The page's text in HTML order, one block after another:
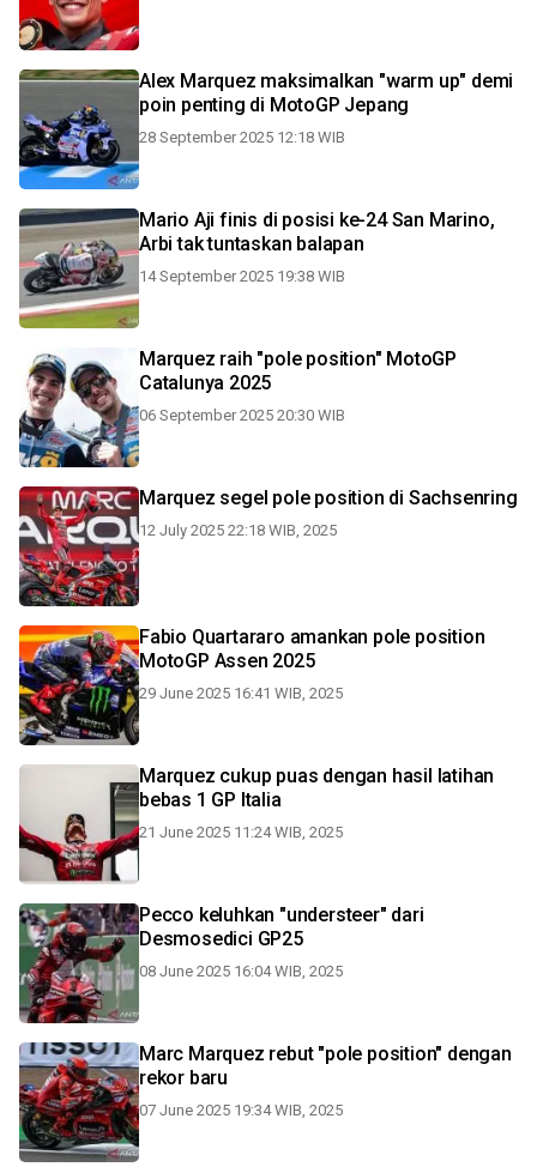
Alex Marquez maksimalkan "warm up" demi
poin penting di MotoGP Jepang
28 September 2025 12:18 WIB
Mario Aji finis di posisi ke-24 San Marino,
Arbi tak tuntaskan balapan
14 September 2025 19:38 WIB
Marquez raih "pole position" MotoGP
Catalunya 2025
06 September 2025 20:30 WIB
Marquez segel pole position di Sachsenring
12 July 2025 22:18 WIB, 2025
Fabio Quartararo amankan pole position
MotoGP Assen 2025
29 June 2025 16:41 WIB, 2025
Marquez cukup puas dengan hasil latihan
bebas 1 GP Italia
21 June 2025 11:24 WIB, 2025
Pecco keluhkan "understeer" dari
Desmosedici GP25
08 June 2025 16:04 WIB, 2025
Marc Marquez rebut "pole position" dengan
rekor baru
07 June 2025 19:34 WIB, 2025